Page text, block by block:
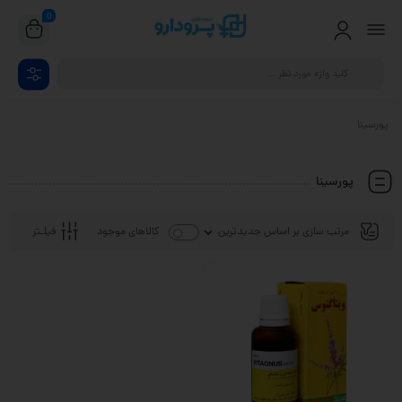
0
پورسینا
پورسینا
فیلـتر کالاهای موجود